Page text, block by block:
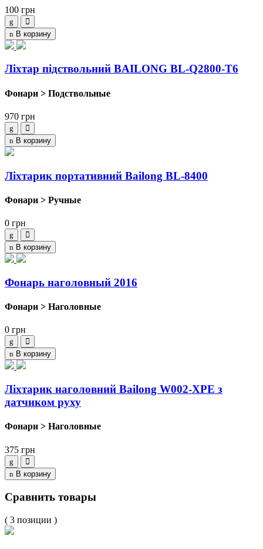
100 грн
В корзину
Ліхтар підствольний BAILONG BL-Q2800-T6
Фонари > Подствольные
970 грн
В корзину
Ліхтарик портативний Bailong BL-8400
Фонари > Ручные
0 грн
В корзину
Фонарь наголовный 2016
Фонари > Наголовные
0 грн
В корзину
Ліхтарик наголовний Bailong W002-XPE з
датчиком руху
Фонари > Наголовные
375 грн
В корзину
Сравнить товары
( 3 позиции )